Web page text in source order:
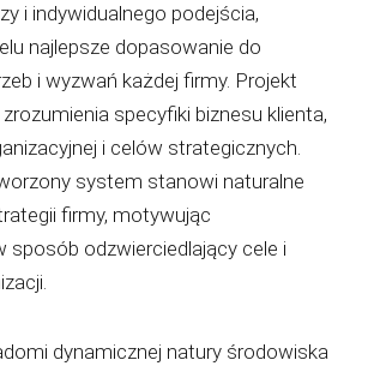
i indywidualnego podejścia,
najlepsze dopasowanie do
i wyzwań każdej firmy. Projekt
specyfiki biznesu klienta,
i celów strategicznych.
system stanowi naturalne
firmy, motywując
sposób odzwierciedlający cele i
dynamicznej natury środowiska